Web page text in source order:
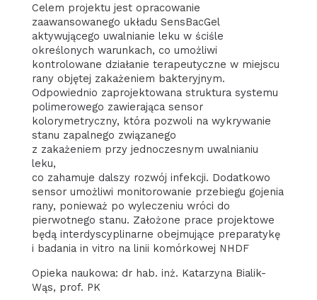
Celem projektu jest opracowanie
zaawansowanego układu SensBacGel
aktywującego uwalnianie leku w ściśle
określonych warunkach, co umożliwi
kontrolowane działanie terapeutyczne w miejscu
rany objętej zakażeniem bakteryjnym.
Odpowiednio zaprojektowana struktura systemu
polimerowego zawierająca sensor
kolorymetryczny, która pozwoli na wykrywanie
stanu zapalnego związanego
z zakażeniem przy jednoczesnym uwalnianiu
leku,
co zahamuje dalszy rozwój infekcji. Dodatkowo
sensor umożliwi monitorowanie przebiegu gojenia
rany, ponieważ po wyleczeniu wróci do
pierwotnego stanu. Założone prace projektowe
będą interdyscyplinarne obejmujące preparatykę
i badania in vitro na linii komórkowej NHDF
Opieka naukowa: dr hab. inż. Katarzyna Bialik-
Wąs, prof. PK